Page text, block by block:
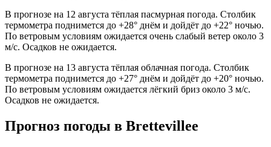
В прогнозе на 12 августа тёплая пасмурная погода. Столбик
термометра поднимется до +28° днём и дойдёт до +22° ночью.
По ветровым условиям ожидается очень слабый ветер около 3
м/с. Осадков не ожидается.
В прогнозе на 13 августа тёплая облачная погода. Столбик
термометра поднимется до +27° днём и дойдёт до +20° ночью.
По ветровым условиям ожидается лёгкий бриз около 3 м/с.
Осадков не ожидается.
Прогноз погоды в Brettevilleе